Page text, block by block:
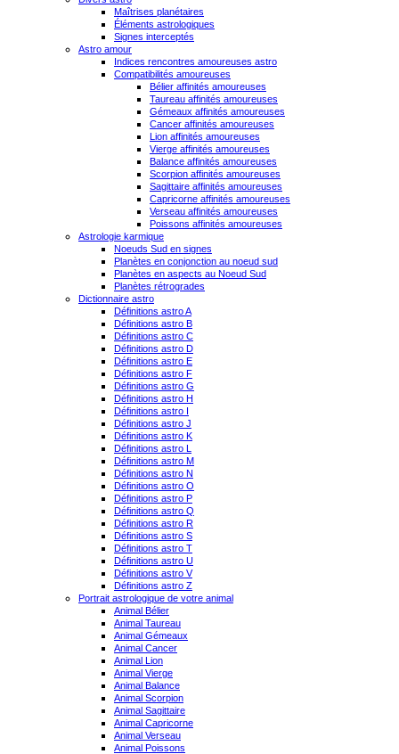
Maîtrises planétaires
Éléments astrologiques
Signes interceptés
Astro amour
Indices rencontres amoureuses astro
Compatibilités amoureuses
Bélier affinités amoureuses
Taureau affinités amoureuses
Gémeaux affinités amoureuses
Cancer affinités amoureuses
Lion affinités amoureuses
Vierge affinités amoureuses
Balance affinités amoureuses
Scorpion affinités amoureuses
Sagittaire affinités amoureuses
Capricorne affinités amoureuses
Verseau affinités amoureuses
Poissons affinités amoureuses
Astrologie karmique
Noeuds Sud en signes
Planètes en conjonction au noeud sud
Planètes en aspects au Noeud Sud
Planètes rétrogrades
Dictionnaire astro
Définitions astro A
Définitions astro B
Définitions astro C
Définitions astro D
Définitions astro E
Définitions astro F
Définitions astro G
Définitions astro H
Définitions astro I
Définitions astro J
Définitions astro K
Définitions astro L
Définitions astro M
Définitions astro N
Définitions astro O
Définitions astro P
Définitions astro Q
Définitions astro R
Définitions astro S
Définitions astro T
Définitions astro U
Définitions astro V
Définitions astro Z
Portrait astrologique de votre animal
Animal Bélier
Animal Taureau
Animal Gémeaux
Animal Cancer
Animal Lion
Animal Vierge
Animal Balance
Animal Scorpion
Animal Sagittaire
Animal Capricorne
Animal Verseau
Animal Poissons